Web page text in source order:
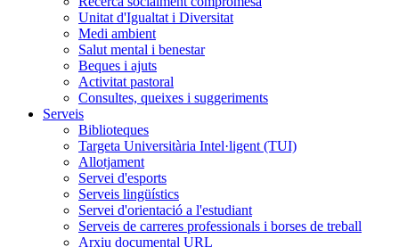
Unitat d'Igualtat i Diversitat
Medi ambient
Salut mental i benestar
Beques i ajuts
Activitat pastoral
Consultes, queixes i suggeriments
Serveis
Biblioteques
Targeta Universitària Intel·ligent (TUI)
Allotjament
Servei d'esports
Serveis lingüístics
Servei d'orientació a l'estudiant
Serveis de carreres professionals i borses de treball
Arxiu documental URL